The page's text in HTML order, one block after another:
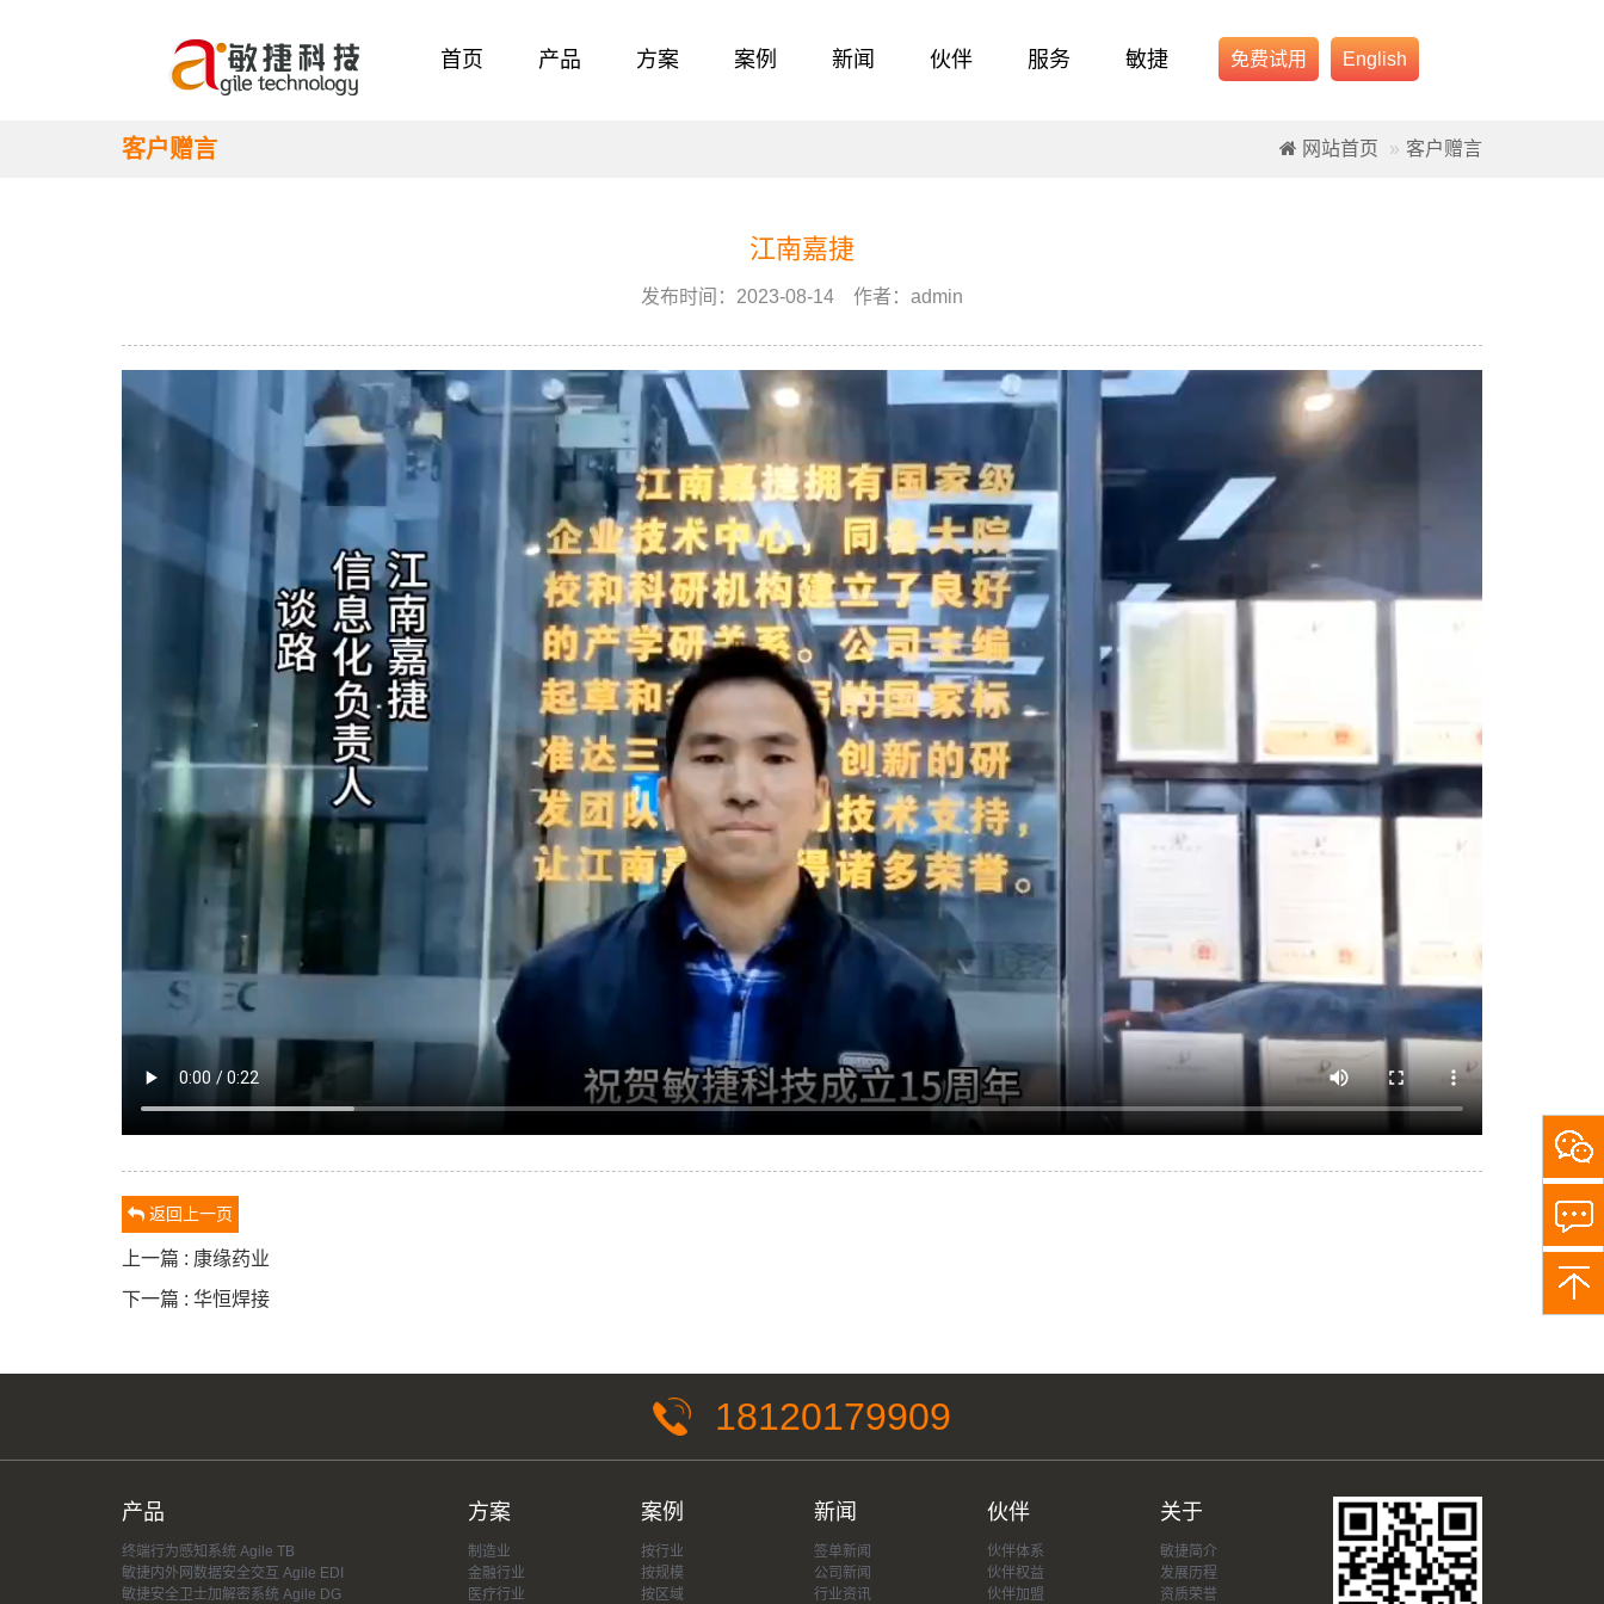
首页 产品 方案 案例 新闻 伙伴 服务 敏捷 免费试用 English
客户赠言 网站首页 客户赠言
江南嘉捷
发布时间：2023-08-14 作者：admin
返回上一页
上一篇 : 康缘药业
下一篇 : 华恒焊接
18120179909
产品
终端行为感知系统 Agile TB
敏捷内外网数据安全交互 Agile EDI
敏捷安全卫士加解密系统 Agile DG
方案
制造业
金融行业
医疗行业
案例
按行业
按规模
按区域
新闻
签单新闻
公司新闻
行业资讯
伙伴
伙伴体系
伙伴权益
伙伴加盟
关于
敏捷简介
发展历程
资质荣誉
注